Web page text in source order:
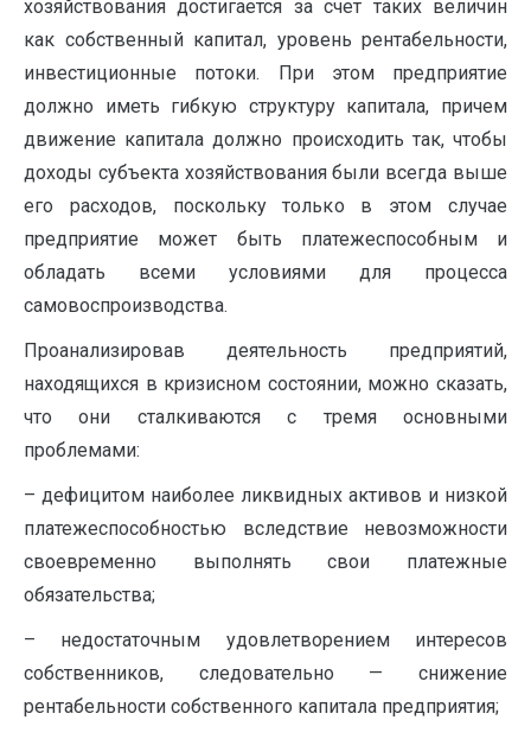
хозяйствования достигается за счет таких величин
как собственный капитал, уровень рентабельности,
инвестиционные потоки. При этом предприятие
должно иметь гибкую структуру капитала, причем
движение капитала должно происходить так, чтобы
доходы субъекта хозяйствования были всегда выше
его расходов, поскольку только в этом случае
предприятие может быть платежеспособным и
обладать всеми условиями для процесса
самовоспроизводства.
Проанализировав деятельность предприятий,
находящихся в кризисном состоянии, можно сказать,
что они сталкиваются с тремя основными
проблемами:
– дефицитом наиболее ликвидных активов и низкой
платежеспособностью вследствие невозможности
своевременно выполнять свои платежные
обязательства;
– недостаточным удовлетворением интересов
собственников, следовательно — снижение
рентабельности собственного капитала предприятия;